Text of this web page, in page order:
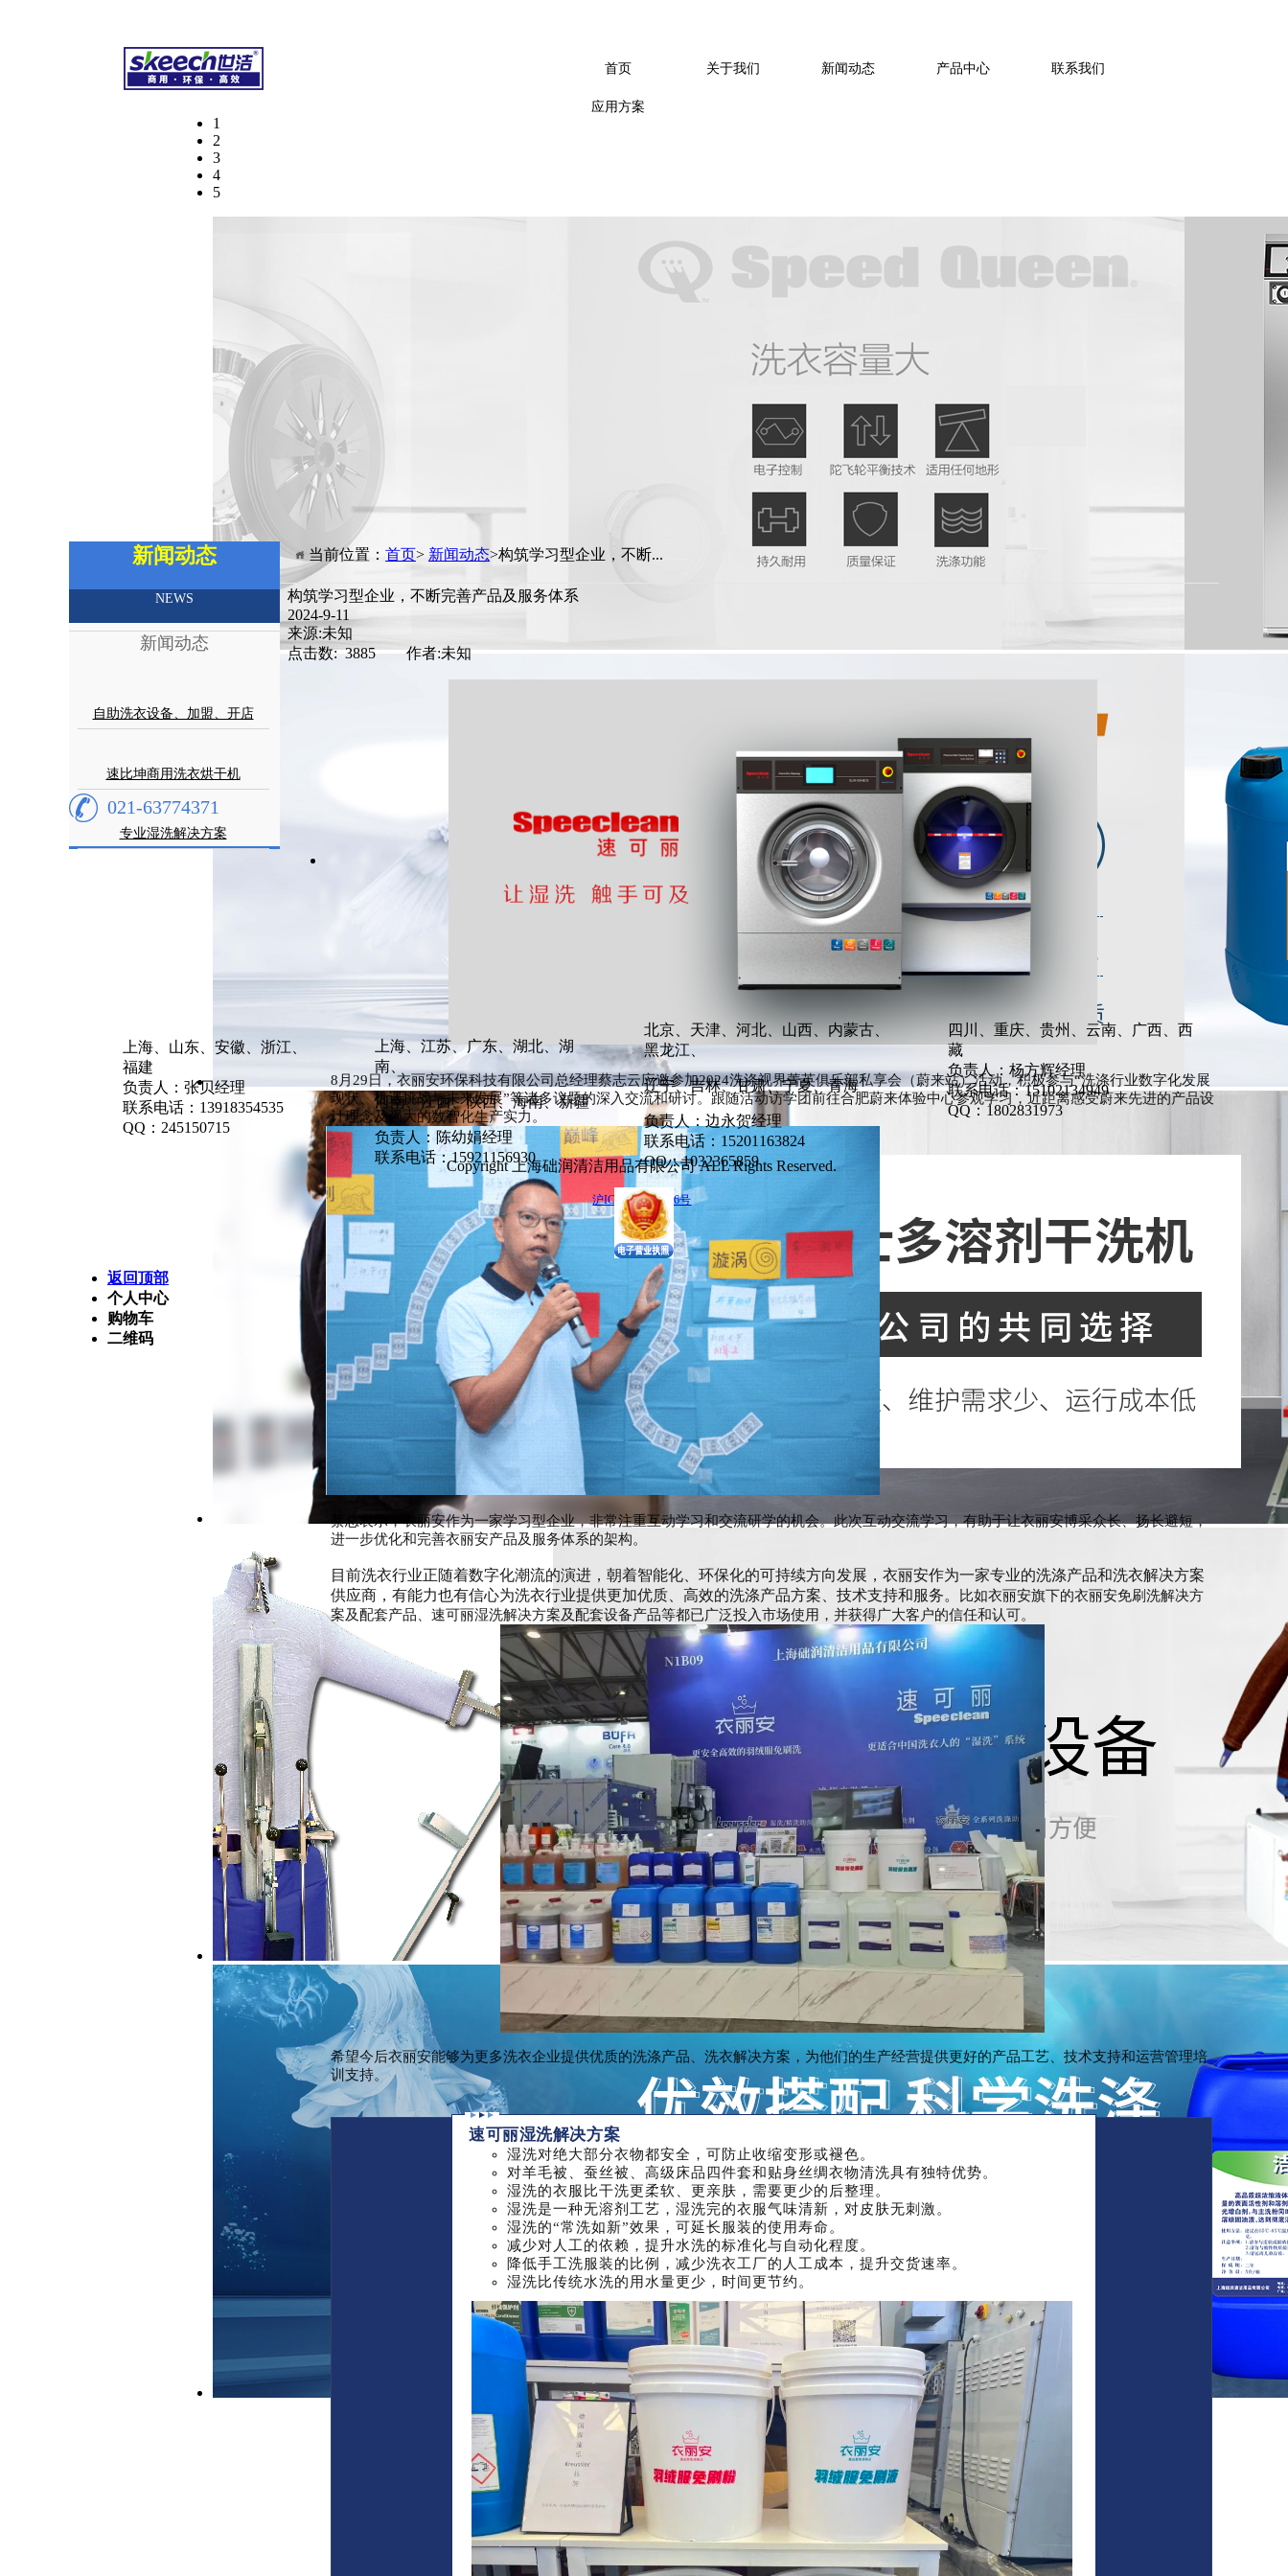
首页 关于我们 新闻动态 产品中心 联系我们
应用方案
1
2
3
4
5
当前位置： 首页> 新闻动态>构筑学习型企业，不断...
新闻动态
NEWS
新闻动态
自助洗衣设备、加盟、开店
速比坤商用洗衣烘干机
专业湿洗解决方案
021-63774371
构筑学习型企业，不断完善产品及服务体系
2024-9-11
来源:未知
点击数: 3885 作者:未知
8月29日，衣丽安环保科技有限公司总经理蔡志云应邀参加2024洗涤视界菁英俱乐部私享会（蔚来站）活动，积极参与“洗涤行业数字化发展
现状、机遇挑战与未来发展”等诸多议题的深入交流和研讨。跟随活动访学团前往合肥蔚来体验中心参观学习，近距离感受蔚来先进的产品设
计理念及强大的数智化生产实力。
蔡总表示，衣丽安作为一家学习型企业，非常注重互动学习和交流研学的机会。此次互动交流学习，有助于让衣丽安博采众长、扬长避短，
进一步优化和完善衣丽安产品及服务体系的架构。
目前洗衣行业正随着数字化潮流的演进， 朝着智能化、环保化的可持续方向发展 ， 衣丽安作为一家专业的洗涤产品和洗衣解决方案
供应商，有能力也有信心为洗衣行业提供更加优质、高效的洗涤产品方案、技术支持和服务。
比如衣丽安旗下的衣丽安免刷洗解决方
案及配套产品、速可丽湿洗解决方案及配套设备产品等都已广泛投入市场使用，并获得广大客户的信任和认可。
希望今后衣丽安能够为更多洗衣企业提供优质的洗涤产品、洗衣解决方案，为他们的生产经营提供更好的产品工艺、技术支持和运营管理培
训支持。
速可丽湿洗解决方案
湿洗对绝大部分衣物都安全，可防止收缩变形或褪色。
对羊毛被、蚕丝被、高级床品四件套和贴身丝绸衣物清洗具有独特优势。
湿洗的衣服比干洗更柔软、更亲肤，需要更少的后整理。
湿洗是一种无溶剂工艺，湿洗完的衣服气味清新，对皮肤无刺激。
湿洗的“常洗如新”效果，可延长服装的使用寿命。
减少对人工的依赖，提升水洗的标准化与自动化程度。
降低手工洗服装的比例，减少洗衣工厂的人工成本，提升交货速率。
湿洗比传统水洗的用水量更少，时间更节约。
上海、山东、安徽、浙江、
福建
负责人：张贝经理
联系电话：13918354535
QQ：245150715
上海、江苏、广东、湖北、湖
南、
河南、江西、陕西、海南、新疆
负责人：陈幼娟经理
联系电话：15921156930
北京、天津、河北、山西、内蒙古、
黑龙江、
辽宁、吉林、甘肃、宁夏、青海
负责人：边永贺经理
联系电话：15201163824
QQ：1032365859
四川、重庆、贵州、云南、广西、西
藏
负责人：杨方辉经理
联系电话：15102134949
QQ：1802831973
Copyright 上海础润清洁用品有限公司 ALL Rights Reserved.
沪ICP备13002566号
返回顶部
个人中心
购物车
二维码
扫描一下